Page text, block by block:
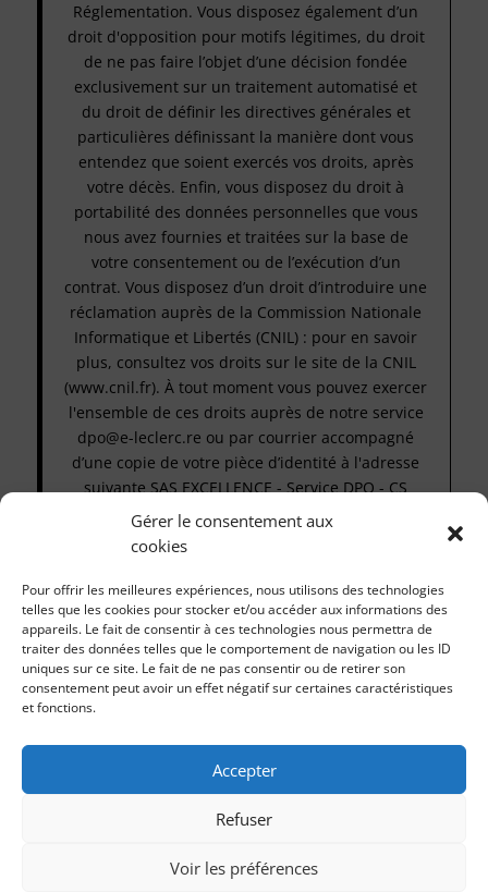
Gérer le consentement aux
cookies
Pour offrir les meilleures expériences, nous utilisons des technologies
telles que les cookies pour stocker et/ou accéder aux informations des
appareils. Le fait de consentir à ces technologies nous permettra de
traiter des données telles que le comportement de navigation ou les ID
uniques sur ce site. Le fait de ne pas consentir ou de retirer son
consentement peut avoir un effet négatif sur certaines caractéristiques
et fonctions.
Accepter
Refuser
Voir les préférences
Réglementation. Vous disposez également d’un
droit d'opposition pour motifs légitimes, du droit
de ne pas faire l’objet d’une décision fondée
exclusivement sur un traitement automatisé et
du droit de définir les directives générales et
particulières définissant la manière dont vous
entendez que soient exercés vos droits, après
votre décès. Enfin, vous disposez du droit à
portabilité des données personnelles que vous
nous avez fournies et traitées sur la base de
votre consentement ou de l’exécution d’un
contrat. Vous disposez d’un droit d’introduire une
réclamation auprès de la Commission Nationale
Informatique et Libertés (CNIL) : pour en savoir
plus, consultez vos droits sur le site de la CNIL
(www.cnil.fr). À tout moment vous pouvez exercer
l'ensemble de ces droits auprès de notre service
dpo@e-leclerc.re ou par courrier accompagné
d’une copie de votre pièce d’identité à l'adresse
suivante SAS EXCELLENCE - Service DPO - CS
61078 2, rue de Bordeaux 97829 LE PORT CEDEX.
JOUER